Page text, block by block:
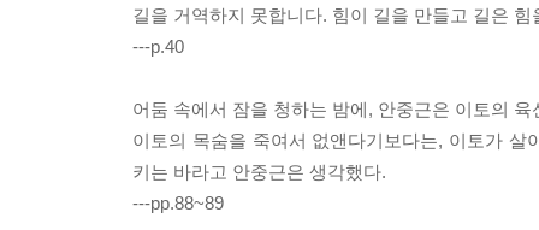
길을 거역하지 못합니다. 힘이 길을 만들고 길은 힘
---p.40
어둠 속에서 잠을 청하는 밤에, 안중근은 이토의
이토의 목숨을 죽여서 없앤다기보다는, 이토가
키는 바라고 안중근은 생각했다.
---pp.88~89